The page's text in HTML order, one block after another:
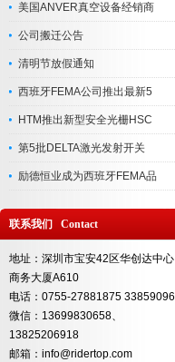
美国ANVER真空设备经销商
公司搬迁公告
清明节放假通知
西班牙FEMA公司推出最新5
HTM推出新型安全光栅HSC
第5批DELTA激光发射开关
励德恒业成为西班牙FEMA品
联系我们 Contact
地址：深圳市宝安42区华创达中心
商务大厦A610
电话：0755-27881875 33859096
微信：13699830658、
13825206918
邮箱：info@ridertop.com